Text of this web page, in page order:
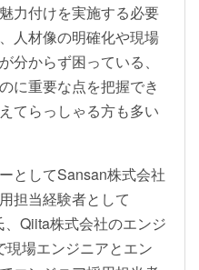
力付けを実施する必要
人材像の明確化や現場
分からず困っている、
に重要な点を把握でき
てらっしゃる方も多い
としてSansan株式会社
担当経験者として
Qiita株式会社のエンジ
現場エンジニアとエン